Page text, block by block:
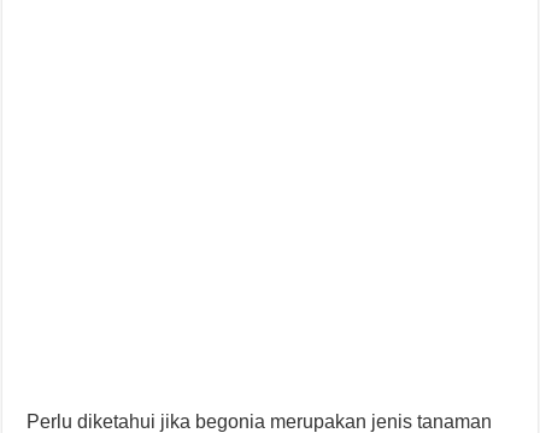
Perlu diketahui jika begonia merupakan jenis tanaman